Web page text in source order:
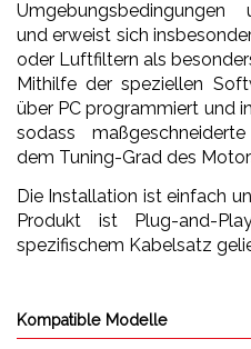
Umgebungsbedingungen
und erweist sich
oder Luftfiltern als
Mithilfe der speziellen
über PC programmiert und
sodass
dem Tuning-Grad des
Die Installation ist einfach
Produkt ist Plug-and-
spezifischem Kabelsatz
Kompatible Modelle